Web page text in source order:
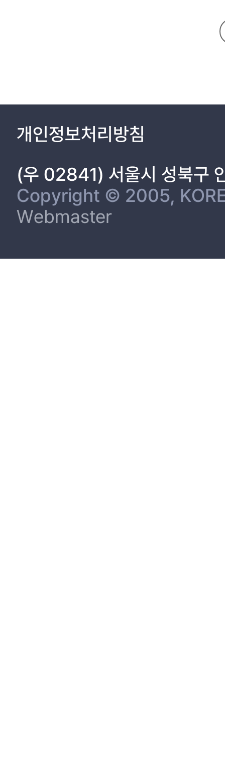
개인정보처리방침
(우 02841) 서울시 성북구
Copyright © 2005,
Webmaster